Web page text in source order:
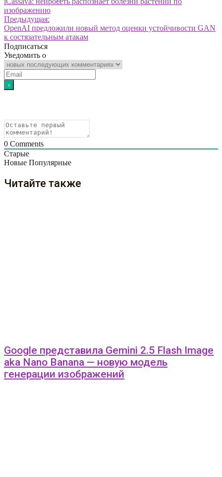
изображению
Предыдущая:
OpenAI предложили новый метод оценки устойчивости GAN
к состязательным атакам
Подписаться
Уведомить о
0 Comments
Старые
Новые Популярные
Читайте также
Google представила Gemini 2.5 Flash Image
aka Nano Banana — новую модель
генерации изображений